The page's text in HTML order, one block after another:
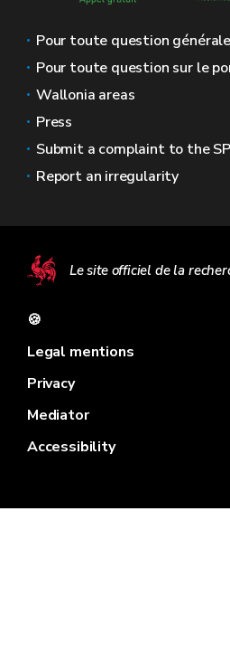
Pour toute question générale
Pour toute question sur le
Wallonia areas
Press
Submit a complaint to the
Report an irregularity
Le site officiel de la
🍪
Legal mentions
Privacy
Mediator
Accessibility